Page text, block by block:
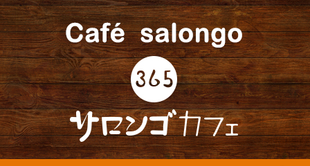
人形町の『365(サロンゴ)カフ
ェ』よりお知らせ
人形町の音楽カフェ『365カフェ』より
最新情報をお届けします。